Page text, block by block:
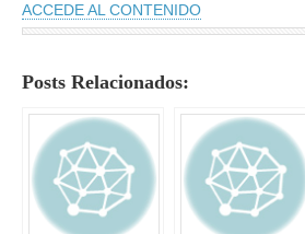
ACCEDE AL CONTENIDO
Posts Relacionados: